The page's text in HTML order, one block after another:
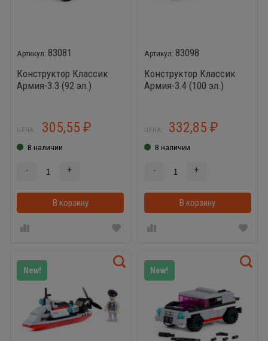
83081
Конструктор Классик
Армия-3.3 (92 эл.)
ЦЕНА: 305,55 ₽
В наличии
- +
В корзину В корзинке
83098
Конструктор Классик
Армия-3.4 (100 эл.)
ЦЕНА: 332,85₽
В наличии
- +
В корзину
New! New!